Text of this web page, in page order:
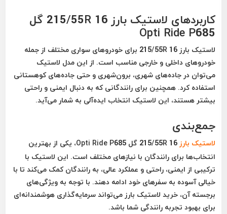
کاربردهای لاستیک بارز 215/55R 16 گل
Opti Ride P685
لاستیک بارز 215/55R 16 برای خودروهای سواری مختلف از جمله
خودروهای داخلی و خارجی مناسب است. از این مدل لاستیک
می‌توان در جاده‌های شهری، برون‌شهری و حتی جاده‌های کوهستانی
استفاده کرد. همچنین برای رانندگانی که به دنبال ایمنی و راحتی
بیشتر هستند، این لاستیک انتخاب ایده‌آلی به شمار می‌آید.
جمع‌بندی
لاستیک بارز
215/55R 16 گل Opti Ride P685، یکی از بهترین
انتخاب‌ها برای رانندگان با نیازهای مختلف است. این لاستیک با
ترکیبی از ایمنی، راحتی و عملکرد عالی، به رانندگان کمک می‌کند تا با
خیالی آسوده به سفرهای خود ادامه دهند. با توجه به ویژگی‌های
برجسته آن، خرید لاستیک بارز می‌تواند سرمایه‌گذاری هوشمندانه‌ای
برای بهبود تجربه رانندگی شما باشد.